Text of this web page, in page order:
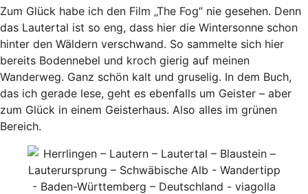
Zum Glück habe ich den Film „The Fog“ nie gesehen. Denn
das Lautertal ist so eng, dass hier die Wintersonne schon
hinter den Wäldern verschwand. So sammelte sich hier
bereits Bodennebel und kroch gierig auf meinen
Wanderweg. Ganz schön kalt und gruselig. In dem Buch,
das ich gerade lese, geht es ebenfalls um Geister – aber
zum Glück in einem Geisterhaus. Also alles im grünen
Bereich.